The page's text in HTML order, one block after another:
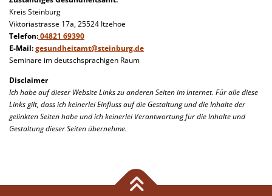
Kreis Steinburg
Viktoriastrasse 17a, 25524 Itzehoe
Telefon:04821 69390
E-Mail:gesundheitamt@steinburg.de
Seminare im deutschsprachigen Raum
Disclaimer
Ich habe auf dieser Website Links zu anderen Seiten im Internet. Für alle diese
Links gilt, dass ich keinerlei Einfluss auf die Gestaltung und die Inhalte der
gelinkten Seiten habe und ich keinerlei Verantwortung für die Inhalte und
Gestaltung dieser Seiten übernehme.